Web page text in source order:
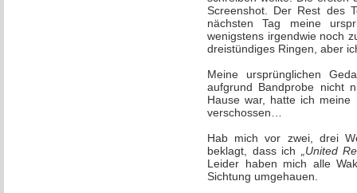
Screenshot. Der Rest des
nächsten Tag meine
wenigstens irgendwie noch
dreistündiges Ringen, aber
Meine ursprünglichen
aufgrund Bandprobe nicht
Hause war, hatte ich meine
verschossen…
Hab mich vor zwei, drei
beklagt, dass ich
„United
Leider haben mich alle
Sichtung umgehauen.